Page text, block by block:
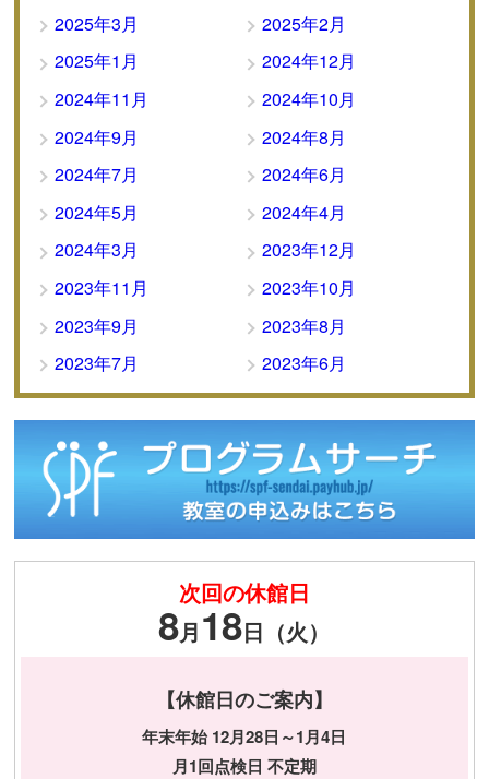
2025年3月
2025年2月
2025年1月
2024年12月
2024年11月
2024年10月
2024年9月
2024年8月
2024年7月
2024年6月
2024年5月
2024年4月
2024年3月
2023年12月
2023年11月
2023年10月
2023年9月
2023年8月
2023年7月
2023年6月
次回の休館日
8月18日（火）
【休館日のご案内】
年末年始 12月28日～1月4日
月1回点検日 不定期